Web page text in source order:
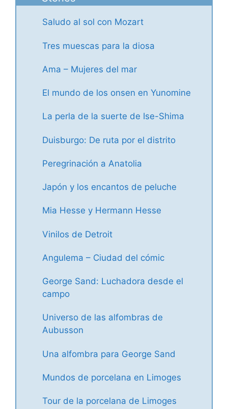
Saludo al sol con Mozart
Tres muescas para la diosa
Ama – Mujeres del mar
El mundo de los onsen en Yunomine
La perla de la suerte de Ise-Shima
Duisburgo: De ruta por el distrito
Peregrinación a Anatolia
Japón y los encantos de peluche
Mia Hesse y Hermann Hesse
Vinilos de Detroit
Angulema – Ciudad del cómic
George Sand: Luchadora desde el
campo
Universo de las alfombras de
Aubusson
Una alfombra para George Sand
Mundos de porcelana en Limoges
Tour de la porcelana de Limoges